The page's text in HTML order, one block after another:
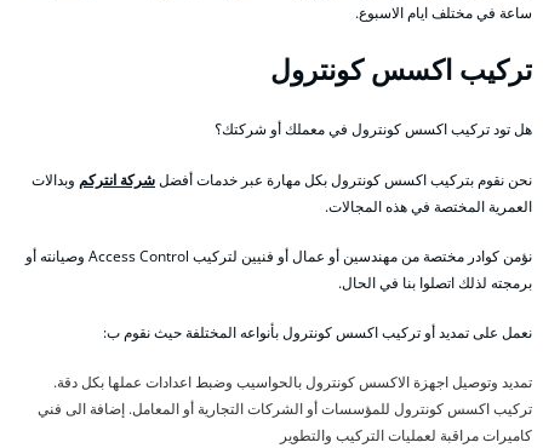
ساعة في مختلف ايام الاسبوع.
تركيب اكسس كونترول
هل تود تركيب اكسس كونترول في معملك أو شركتك؟
نحن نقوم بتركيب اكسس كونترول بكل مهارة عبر خدمات أفضلشركة انتركم وبدالات
العمرية المختصة في هذه المجالات.
نؤمن كوادر مختصة من مهندسين أو عمال أو فنيين لتركيب Access Control وصيانته أو
برمجته لذلك اتصلوا بنا في الحال.
نعمل على تمديد أو تركيب اكسس كونترول بأنواعه المختلفة حيث نقوم ب:
تمديد وتوصيل اجهزة الاكسس كونترول بالحواسيب وضبط اعدادات عملها بكل دقة.
تركيب اكسس كونترول للمؤسسات أو الشركات التجارية أو المعامل. إضافة الى فني
كاميرات مراقبة لعمليات التركيب والتطوير